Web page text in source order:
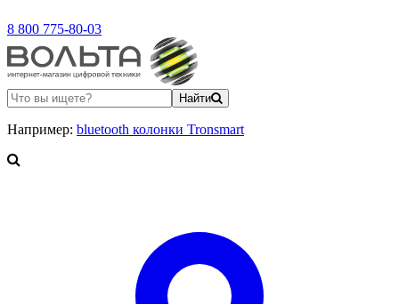
8 800 775-80-03
Найти
Например: bluetooth колонки Tronsmart